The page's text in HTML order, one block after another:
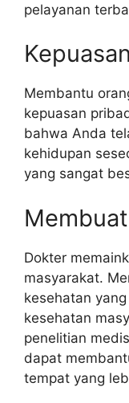
pelayanan
Membantu
kepuasan
bahwa Anda
kehidupan
yang sangat
Dokter
masyarakat.
kesehatan
kesehatan
penelitian
dapat
tempat yang